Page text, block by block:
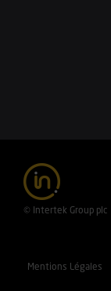
© Intertek Group plc
Mentions Légales